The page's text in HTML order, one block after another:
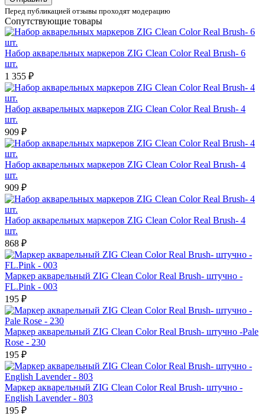
Перед публикацией отзывы проходят модерацию
Сопутствующие товары
Набор акварельных маркеров ZIG Clean Color Real Brush- 6
шт.
1 355 ₽
Набор акварельных маркеров ZIG Clean Color Real Brush- 4
шт.
909 ₽
Набор акварельных маркеров ZIG Clean Color Real Brush- 4
шт.
909 ₽
Набор акварельных маркеров ZIG Clean Color Real Brush- 4
шт.
868 ₽
Маркер акварельный ZIG Clean Color Real Brush- штучно -
FL.Pink - 003
195 ₽
Маркер акварельный ZIG Clean Color Real Brush- штучно -Pale
Rose - 230
195 ₽
Маркер акварельный ZIG Clean Color Real Brush- штучно -
English Lavender - 803
195 ₽